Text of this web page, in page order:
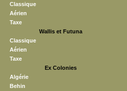
Classique
Aérien
Taxe
Wallis et Futuna
Classique
Aérien
Taxe
Ex Colonies
Algérie
Behin